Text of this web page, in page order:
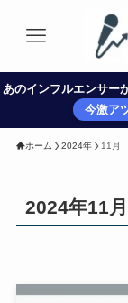
あのインフルエンサー
今激ア
ホーム 2024年 11月
2024年11月